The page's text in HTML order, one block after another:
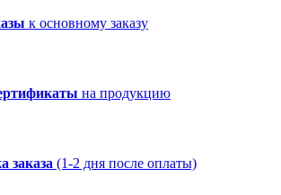
к основному заказу
на продукцию
заказа (1-2 дня после оплаты)